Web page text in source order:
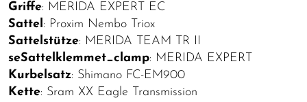
Griffe: MERIDA EXPERT EC
Sattel: Proxim Nembo Triox
Sattelstütze: MERIDA TEAM TR II
seSattelklemmet_clamp: MERIDA EXPERT
Kurbelsatz: Shimano FC-EM900
Kette: Sram XX Eagle Transmission